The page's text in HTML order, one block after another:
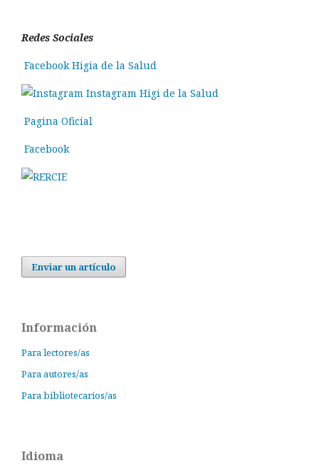
Redes Sociales
Facebook Higia de la Salud
Instagram Higi de la Salud
Pagina Oficial
Facebook
Enviar un artículo
Información
Para lectores/as
Para autores/as
Para bibliotecarios/as
Idioma